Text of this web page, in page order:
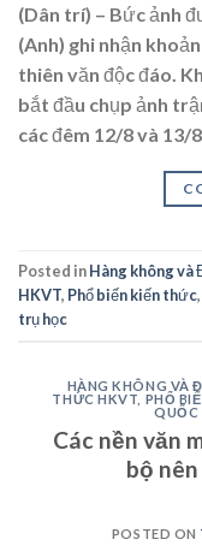
(Dân trí) – Bức ảnh
(Anh) ghi nhận
thiên văn độc đáo.
bắt đầu chụp ảnh
các đêm 12/8 và 13/
Posted inHàng không và
HKVT, Phổ biến kiến thức,
trụ học
HÀNG KHÔNG VÀ
THỨC HKVT PHỔ
QUỐC
Các nền văn
bộ
POSTED ON